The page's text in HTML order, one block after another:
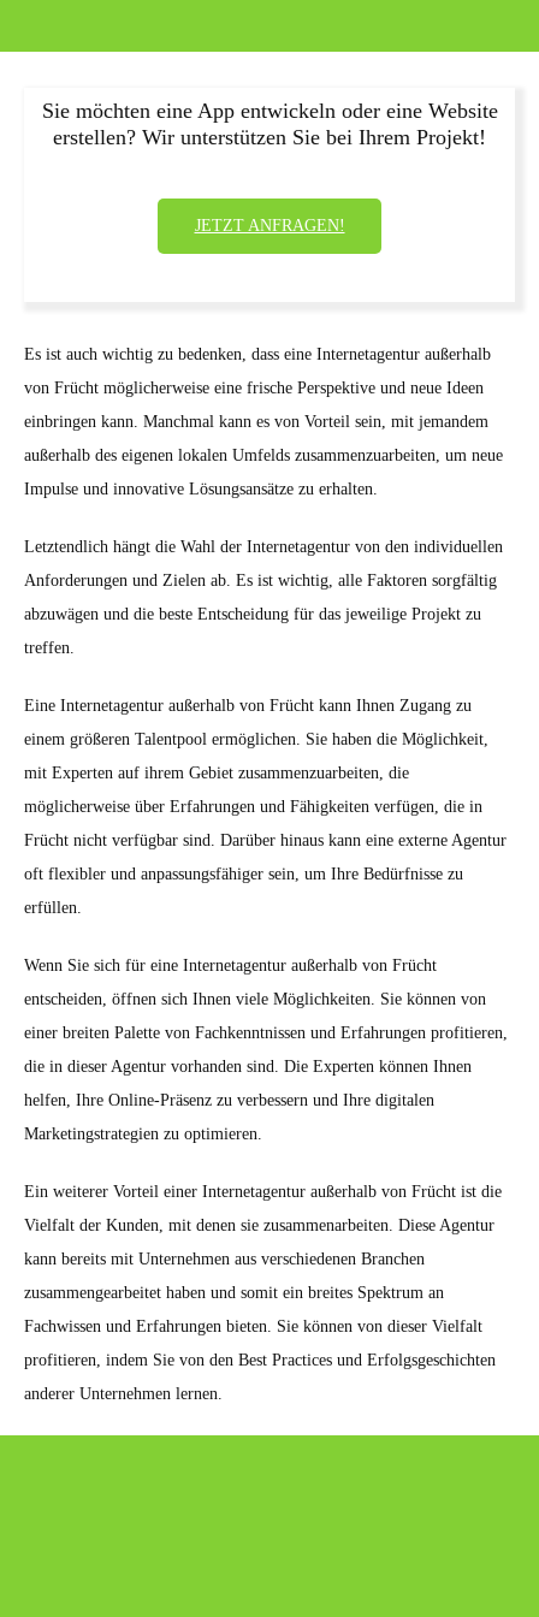
Sie möchten eine App entwickeln oder eine Website
erstellen? Wir unterstützen Sie bei Ihrem Projekt!
JETZT ANFRAGEN!
Es ist auch wichtig zu bedenken, dass eine Internetagentur außerhalb
von Frücht möglicherweise eine frische Perspektive und neue Ideen
einbringen kann. Manchmal kann es von Vorteil sein, mit jemandem
außerhalb des eigenen lokalen Umfelds zusammenzuarbeiten, um neue
Impulse und innovative Lösungsansätze zu erhalten.
Letztendlich hängt die Wahl der Internetagentur von den individuellen
Anforderungen und Zielen ab. Es ist wichtig, alle Faktoren sorgfältig
abzuwägen und die beste Entscheidung für das jeweilige Projekt zu
treffen.
Eine Internetagentur außerhalb von Frücht kann Ihnen Zugang zu
einem größeren Talentpool ermöglichen. Sie haben die Möglichkeit,
mit Experten auf ihrem Gebiet zusammenzuarbeiten, die
möglicherweise über Erfahrungen und Fähigkeiten verfügen, die in
Frücht nicht verfügbar sind. Darüber hinaus kann eine externe Agentur
oft flexibler und anpassungsfähiger sein, um Ihre Bedürfnisse zu
erfüllen.
Wenn Sie sich für eine Internetagentur außerhalb von Frücht
entscheiden, öffnen sich Ihnen viele Möglichkeiten. Sie können von
einer breiten Palette von Fachkenntnissen und Erfahrungen profitieren,
die in dieser Agentur vorhanden sind. Die Experten können Ihnen
helfen, Ihre Online-Präsenz zu verbessern und Ihre digitalen
Marketingstrategien zu optimieren.
Ein weiterer Vorteil einer Internetagentur außerhalb von Frücht ist die
Vielfalt der Kunden, mit denen sie zusammenarbeiten. Diese Agentur
kann bereits mit Unternehmen aus verschiedenen Branchen
zusammengearbeitet haben und somit ein breites Spektrum an
Fachwissen und Erfahrungen bieten. Sie können von dieser Vielfalt
profitieren, indem Sie von den Best Practices und Erfolgsgeschichten
anderer Unternehmen lernen.